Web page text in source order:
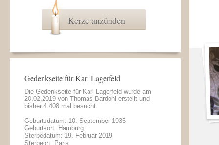
Kerze anzünden
Gedenkseite für Karl Lagerfeld
Die Gedenkseite für Karl Lagerfeld wurde am
20.02.2019 von Thomas Bardohl erstellt und
bisher 4.408 mal besucht.
Geburtsdatum: 10. September 1935
Geburtsort: Hamburg
Sterbedatum: 19. Februar 2019
Sterbeort: Paris